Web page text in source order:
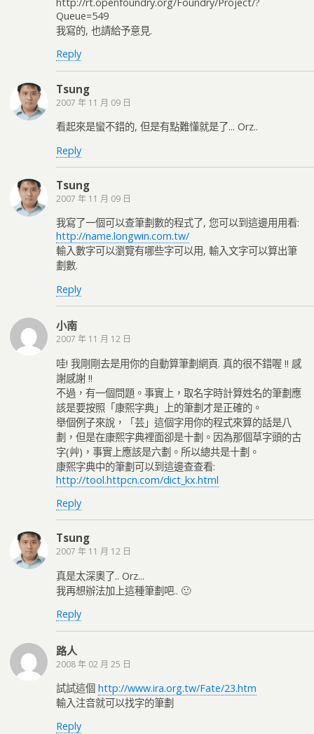
Queue=549
我寫的, 也請給予意見.
Reply
Tsung
2007 年 11 月 09 日
看起來是蠻不錯的, 但是有點難懂就是了... Orz..
Reply
Tsung
2007 年 11 月 09 日
我寫了一個可以查筆劃數的程式了, 您可以到這邊用用看:
http://name.longwin.com.tw/
輸入數字可以瀏覽有哪些字可以用, 輸入文字可以算出筆
劃數.
Reply
小南
2007 年 11 月 12 日
哇! 我剛剛去是用你的自動算筆劃網頁. 真的很不錯喔 !! 感
謝感謝 !!
不過，有一個問題。事實上，取名字時計算姓名的筆劃應
該是要按照「康熙字典」上的筆劃才是正確的。
舉個例子來說，「芸」這個字用你的程式來算的話是八
劃，但是在康熙字典裡面卻是十劃。因為那個草字頭的古
字(艸)，事實上應該是六劃。所以總共是十劃。
康熙字典中的筆劃可以到這邊查查看:
http://tool.httpcn.com/dict_kx.html
Reply
Tsung
2007 年 11 月 12 日
真是太深奧了.. Orz...
我再想辦法加上這種筆劃吧.. 🙂
Reply
路人
2008 年 02 月 25 日
試試這個 http://www.ira.org.tw/Fate/23.htm
輸入注音就可以找字的筆劃
Reply